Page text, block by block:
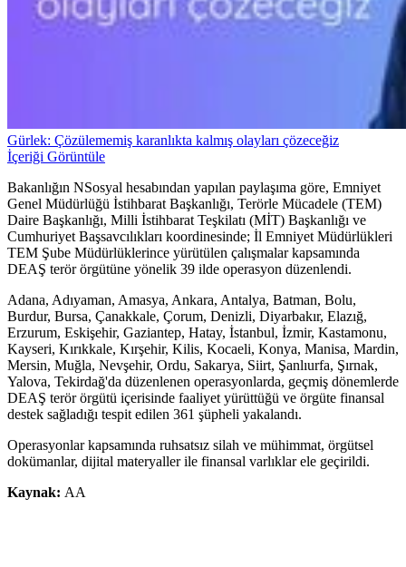
Gürlek: Çözülememiş karanlıkta kalmış olayları çözeceğiz
İçeriği Görüntüle
Bakanlığın NSosyal hesabından yapılan paylaşıma göre, Emniyet
Genel Müdürlüğü İstihbarat Başkanlığı, Terörle Mücadele (TEM)
Daire Başkanlığı, Milli İstihbarat Teşkilatı (MİT) Başkanlığı ve
Cumhuriyet Başsavcılıkları koordinesinde; İl Emniyet Müdürlükleri
TEM Şube Müdürlüklerince yürütülen çalışmalar kapsamında
DEAŞ terör örgütüne yönelik 39 ilde operasyon düzenlendi.
Adana, Adıyaman, Amasya, Ankara, Antalya, Batman, Bolu,
Burdur, Bursa, Çanakkale, Çorum, Denizli, Diyarbakır, Elazığ,
Erzurum, Eskişehir, Gaziantep, Hatay, İstanbul, İzmir, Kastamonu,
Kayseri, Kırıkkale, Kırşehir, Kilis, Kocaeli, Konya, Manisa, Mardin,
Mersin, Muğla, Nevşehir, Ordu, Sakarya, Siirt, Şanlıurfa, Şırnak,
Yalova, Tekirdağ'da düzenlenen operasyonlarda, geçmiş dönemlerde
DEAŞ terör örgütü içerisinde faaliyet yürüttüğü ve örgüte finansal
destek sağladığı tespit edilen 361 şüpheli yakalandı.
Operasyonlar kapsamında ruhsatsız silah ve mühimmat, örgütsel
dokümanlar, dijital materyaller ile finansal varlıklar ele geçirildi.
Kaynak: AA